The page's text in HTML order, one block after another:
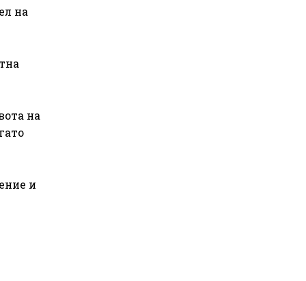
на
на
и